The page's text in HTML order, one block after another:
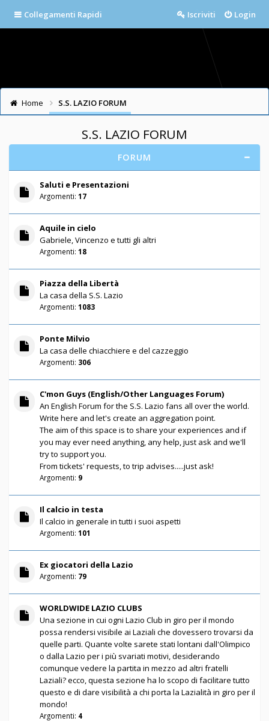
Collegamenti Rapidi Login
Iscriviti
Home S.S. LAZIO FORUM
S.S. LAZIO FORUM
FORUM
Saluti e Presentazioni
Argomenti: 17
Aquile in cielo
Gabriele, Vincenzo e tutti gli altri
Argomenti: 18
Piazza della Libertà
La casa della S.S. Lazio
Argomenti: 1083
Ponte Milvio
La casa delle chiacchiere e del cazzeggio
Argomenti: 306
C'mon Guys (English/Other Languages Forum)
An English Forum for the S.S. Lazio fans all over the world.
Write here and let's create an aggregation point.
The aim of this space is to share your experiences and if
you may ever need anything, any help, just ask and we'll
try to support you.
From tickets' requests, to trip advises.....just ask!
Argomenti: 9
Il calcio in testa
Il calcio in generale in tutti i suoi aspetti
Argomenti: 101
Ex giocatori della Lazio
Argomenti: 79
WORLDWIDE LAZIO CLUBS
Una sezione in cui ogni Lazio Club in giro per il mondo
possa rendersi visibile ai Laziali che dovessero trovarsi da
quelle parti. Quante volte sarete stati lontani dall'Olimpico
o dalla Lazio per i più svariati motivi, desiderando
comunque vedere la partita in mezzo ad altri fratelli
Laziali? ecco, questa sezione ha lo scopo di facilitare tutto
questo e di dare visibilità a chi porta la Lazialità in giro per il
mondo!
Argomenti: 4